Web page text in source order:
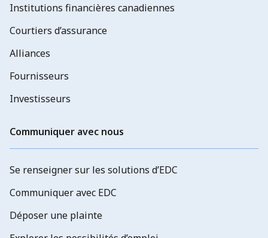
Institutions financières canadiennes
Courtiers d’assurance
Alliances
Fournisseurs
Investisseurs
Communiquer avec nous
Se renseigner sur les solutions d’EDC
Communiquer avec EDC
Déposer une plainte